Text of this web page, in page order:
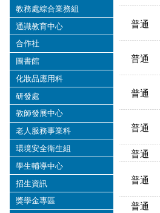
教務處綜合業務組
通識教育中心
合作社
圖書館
化妝品應用科
研發處
教師發展中心
老人服務事業科
環境安全衛生組
學生輔導中心
招生資訊
獎學金專區
普通
普通
普通
普通
普通
普通
普通